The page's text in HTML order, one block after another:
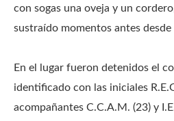
con sogas una oveja y un
sustraído momentos antes
En el lugar fueron detenidos el
identificado con las iniciales
acompañantes C.C.A.M. (23) y